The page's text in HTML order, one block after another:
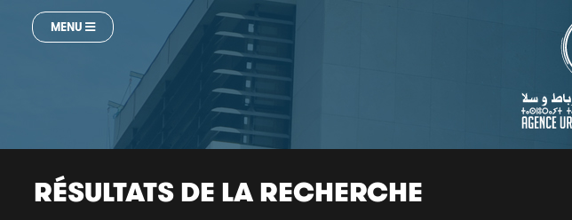
MENU
RÉSULTATS DE LA RECHERCHE